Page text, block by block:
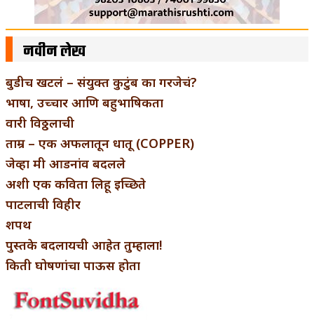
नवीन लेख
बुडीच खटलं – संयुक्त कुटुंब का गरजेचं?
भाषा, उच्चार आणि बहुभाषिकता
वारी विठ्ठलाची
ताम्र – एक अफलातून धातू (COPPER)
जेव्हा मी आडनांव बदलले
अशी एक कविता लिहू इच्छिते
पाटलाची विहीर
शपथ
पुस्तके बदलायची आहेत तुम्हाला!
किती घोषणांचा पाऊस होता